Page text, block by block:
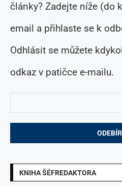
články? Zadejte níže (do
email a přihlaste se k
Odhlásit se můžete
odkaz v patičce e-mailu.
KNIHA ŠÉFREDAKTORA